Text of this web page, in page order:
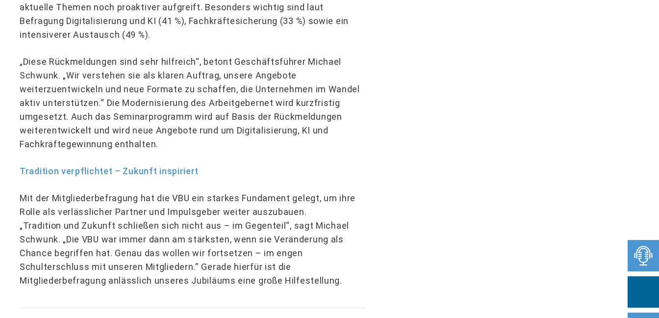
aktuelle Themen noch proaktiver aufgreift. Besonders wichtig sind laut
Befragung Digitalisierung und KI (41 %), Fachkräftesicherung (33 %) sowie ein
intensiverer Austausch (49 %).
„Diese Rückmeldungen sind sehr hilfreich“, betont Geschäftsführer Michael
Schwunk. „Wir verstehen sie als klaren Auftrag, unsere Angebote
weiterzuentwickeln und neue Formate zu schaffen, die Unternehmen im Wandel
aktiv unterstützen.“ Die Modernisierung des Arbeitgebernet wird kurzfristig
umgesetzt. Auch das Seminarprogramm wird auf Basis der Rückmeldungen
weiterentwickelt und wird neue Angebote rund um Digitalisierung, KI und
Fachkräftegewinnung enthalten.
Tradition verpflichtet – Zukunft inspiriert
Mit der Mitgliederbefragung hat die VBU ein starkes Fundament gelegt, um ihre
Rolle als verlässlicher Partner und Impulsgeber weiter auszubauen.
„Tradition und Zukunft schließen sich nicht aus – im Gegenteil“, sagt Michael
Schwunk. „Die VBU war immer dann am stärksten, wenn sie Veränderung als
Chance begriffen hat. Genau das wollen wir fortsetzen – im engen
Schulterschluss mit unseren Mitgliedern.“ Gerade hierfür ist die
Mitgliederbefragung anlässlich unseres Jubiläums eine große Hilfestellung.